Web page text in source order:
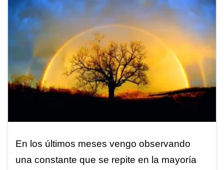
En los últimos meses vengo observando
una constante que se repite en la mayoría